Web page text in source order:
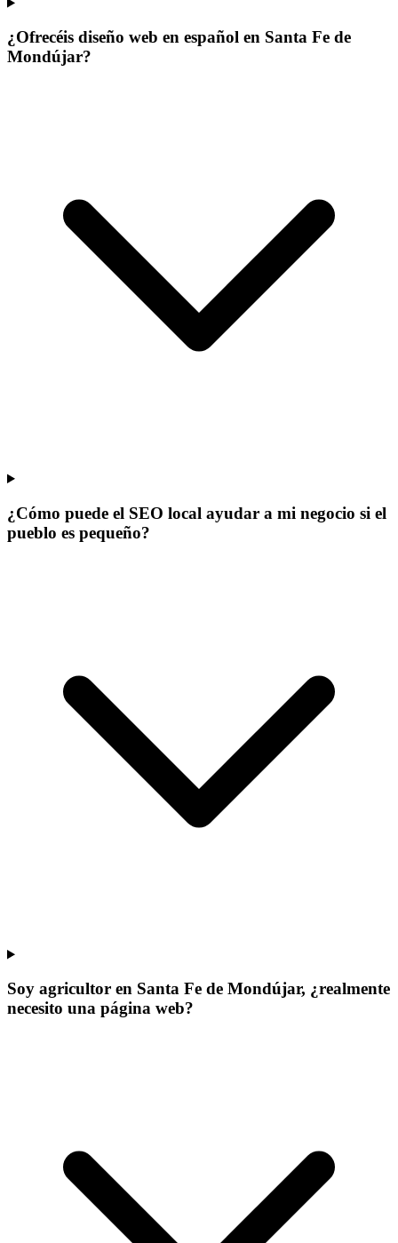
¿Ofrecéis diseño web en español en Santa Fe de
Mondújar?
¿Cómo puede el SEO local ayudar a mi negocio si el
pueblo es pequeño?
Soy agricultor en Santa Fe de Mondújar, ¿realmente
necesito una página web?